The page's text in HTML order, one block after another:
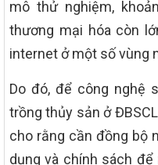
mô thử nghiệm,
thương mại hóa còn
internet ở một số vùng
Do đó, để công nghệ
trồng thủy sản ở
cho rằng cần đồng bộ
dụng và chính sách để